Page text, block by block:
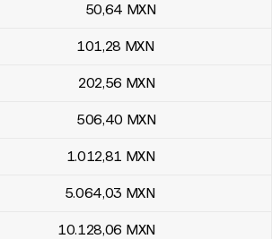
50,64 MXN
101,28 MXN
202,56 MXN
506,40 MXN
1.012,81 MXN
5.064,03 MXN
10.128,06 MXN